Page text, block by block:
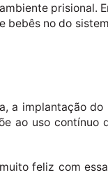
prisional.
no do
a implantação do
ao uso contínuo
feliz com